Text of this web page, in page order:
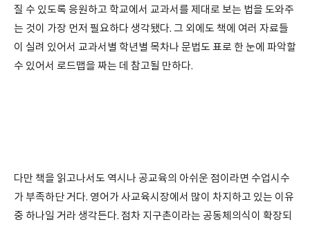
질 수 있도록 응원하고 학교에서 교과서를 제대로 보는 법을 도와주
는 것이 가장 먼저 필요하다 생각됐다. 그 외에도 책에 여러 자료들
이 실려 있어서 교과서별 학년별 목차나 문법도 표로 한 눈에 파악할
수 있어서 로드맵을 짜는 데 참고될 만하다.
다만 책을 읽고나서도 역시나 공교육의 아쉬운 점이라면 수업시수
가 부족하단 거다. 영어가 사교육시장에서 많이 차지하고 있는 이유
중 하나일 거라 생각든다. 점차 지구촌이라는 공동체의식이 확장되